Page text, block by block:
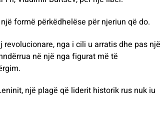
formë përkëdhelëse për njeriun që do.
nga i cili u arratis dhe pas një
në një nga figurat më të
një plagë që liderit historik rus nuk iu